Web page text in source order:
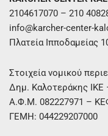
2104617070 – 210
info@karcher-center-
Πλατεία Ιπποδαμείας
Στοιχεία νομικού
Δημ. Καλοτεράκης ΙΚΕ
Α.Φ.Μ. 082227971 –
ΓΕΜΗ: 044229207000